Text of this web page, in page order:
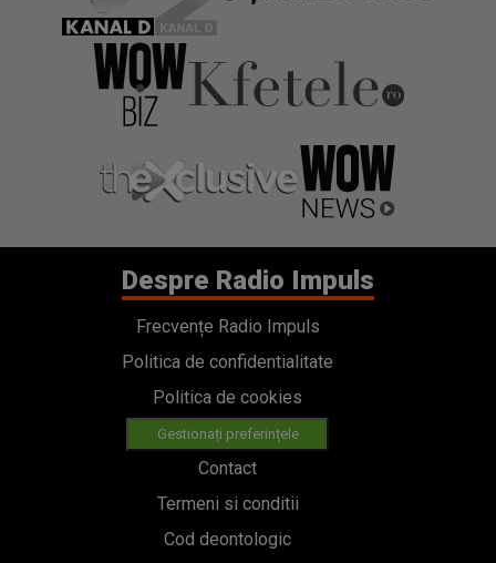
Despre Radio Impuls
Frecvențe Radio Impuls
Politica de confidentialitate
Politica de cookies
Gestionați preferințele
Contact
Termeni si conditii
Cod deontologic